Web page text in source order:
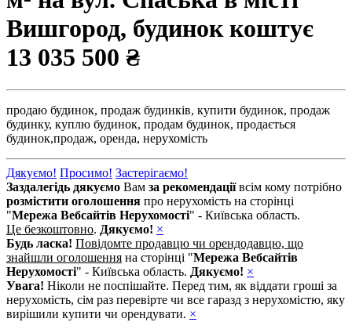
Вишгород, будинок коштує
13 035 500 ₴
продаю будинок, продаж будинків, купити будинок, продаж
будинку, куплю будинок, продам будинок, продається
будинок,продаж, оренда, нерухомість
Дякуємо! Просимо! Застерігаємо!
Заздалегідь дякуємо Вам за рекомендаціївсім кому потрібно
розмістити оголошення про нерухомість на сторінці
"Мережа Вебсайтів Нерухомості" - Київська область.
Це безкоштовно. Дякуємо! ×
Будь ласка! Повідомте продавцю чи орендодавцю, що
знайшли оголошення на сторінці "Мережа Вебсайтів
Нерухомості" - Київська область. Дякуємо! ×
Увага! Ніколи не поспішайте. Перед тим, як віддати гроші за
нерухомість, сім раз перевірте чи все гаразд з нерухомістю, яку
вирішили купити чи орендувати. ×